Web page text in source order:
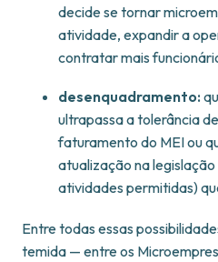
decide se tornar
atividade, expandir a
contratar mais
desenquadramento:
ultrapassa a tolerância
faturamento do MEI ou
atualização na
atividades permitidas)
Entre todas essas
temida — entre os